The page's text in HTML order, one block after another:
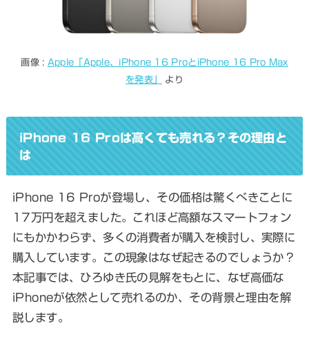
画像 : Apple「Apple、iPhone 16 ProとiPhone 16 Pro Max
を発表」
より
iPhone 16 Proは高くても売れる？その理由と
は
iPhone 16 Proが登場し、その価格は驚くべきことに
17万円を超えました。これほど高額なスマートフォン
にもかかわらず、多くの消費者が購入を検討し、実際に
購入しています。この現象はなぜ起きるのでしょうか？
本記事では、ひろゆき氏の見解をもとに、なぜ高価な
iPhoneが依然として売れるのか、その背景と理由を解
説します。